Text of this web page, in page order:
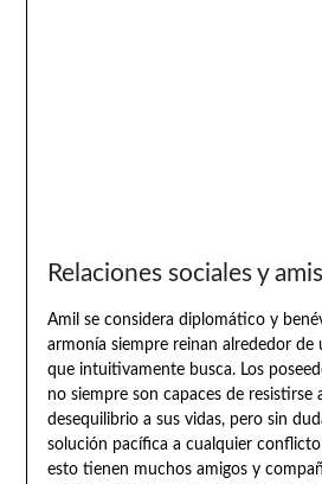
Relaciones sociales y
Amil se considera diplomático y
armonía siempre reinan alrededor de
que intuitivamente busca. Los
no siempre son capaces de resistirse
desequilibrio a sus vidas, pero sin
solución pacífica a cualquier
esto tienen muchos amigos y